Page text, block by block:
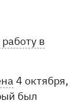
в
4 октября,
был